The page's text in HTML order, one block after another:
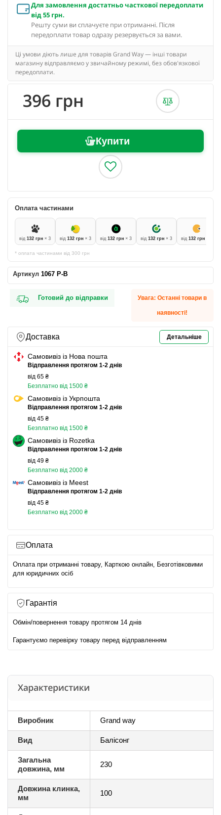
Для замовлення достатньо часткової передоплати
від 55 грн.
Решту суми ви сплачуєте при отриманні. Після
передоплати товар одразу резервується за вами.
Ці умови діють лише для товарів Grand Way — інші товари
магазину відправляємо у звичайному режимі, без обов'язкової
передоплати.
396 грн
Купити
Оплата частинами
від 132 грн × 3 від 132 грн × 3 від 132 грн × 3 від 132 грн × 3 від 132 грн
* оплата частинами від 300 грн
Артикул 1067 P-B
Готовий до відправки Увага: Останні товари в
наявності!
Доставка Детальніше
Самовивіз із Нова пошта
Відправлення протягом 1-2 днів
від 65 ₴
Безплатно від 1500 ₴
Самовивіз із Укрпошта
Відправлення протягом 1-2 днів
від 45 ₴
Безплатно від 1500 ₴
Самовивіз із Rozetka
Відправлення протягом 1-2 днів
від 49 ₴
Безплатно від 2000 ₴
Самовивіз із Meest
Відправлення протягом 1-2 днів
від 45 ₴
Безплатно від 2000 ₴
Оплата
Оплата при отриманні товару, Карткою онлайн, Безготівковими
для юридичних осіб
Гарантія
Обмін/повернення товару протягом 14 днів
Гарантуємо перевірку товару перед відправленням
Характеристики
Виробник Grand way
Вид Балісонг
Загальна
довжина, мм
230
Довжина клинка,
мм
100